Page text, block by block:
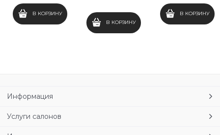
В КОРЗИНУ
В КОРЗИНУ
В КОРЗИНУ
Информация
Услуги салонов